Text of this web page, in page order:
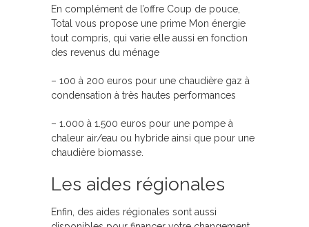
En complément de l’offre Coup de pouce,
Total vous propose une prime Mon énergie
tout compris, qui varie elle aussi en fonction
des revenus du ménage
– 100 à 200 euros pour une chaudière gaz à
condensation à très hautes performances
– 1.000 à 1.500 euros pour une pompe à
chaleur air/eau ou hybride ainsi que pour une
chaudière biomasse.
Les aides régionales
Enfin, des aides régionales sont aussi